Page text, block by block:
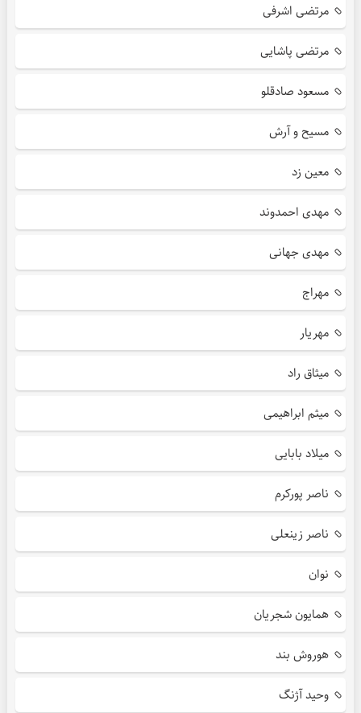
مرتضی اشرفی
مرتضی پاشایی
مسعود صادقلو
مسیح و آرش
معین زد
مهدی احمدوند
مهدی جهانی
مهراج
مهریار
میثاق راد
میثم ابراهیمی
میلاد بابایی
ناصر پورکرم
ناصر زینعلی
نوان
همایون شجریان
هوروش بند
وحید آژنگ